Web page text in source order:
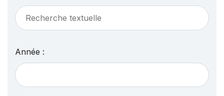
Année :